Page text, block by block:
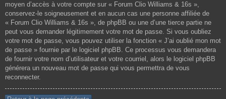
moyen d’accès à votre compte sur « Forum Clio Williams & 16s »,
conservez-le soigneusement et en aucun cas une personne affiliée de
« Forum Clio Williams & 16s », de phpBB ou une d’une tierce partie ne
peut vous demander légitimement votre mot de passe. Si vous oubliez
votre mot de passe, vous pouvez utiliser la fonction « J’ai oublié mon mot
de passe » fournie par le logiciel phpBB. Ce processus vous demandera
de fournir votre nom d’utilisateur et votre courriel, alors le logiciel phpBB
générera un nouveau mot de passe qui vous permettra de vous
reconnecter.